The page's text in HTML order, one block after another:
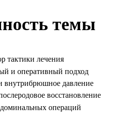
темы
тактики лечения
и оперативный подход
внутрибрюшное давление
восстановление
операций